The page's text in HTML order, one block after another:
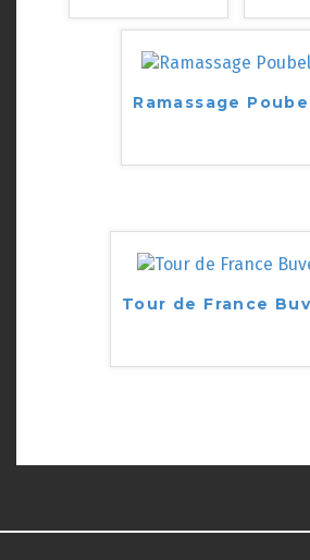
Ramassage
Tour de France